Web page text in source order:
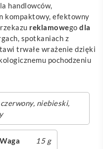
handlowców,
kompaktowy, efektowny
reklamowego dla
spotkaniach z
trwałe wrażenie dzięki
pochodzeniu
czerwony, niebieski,
Waga 15 g